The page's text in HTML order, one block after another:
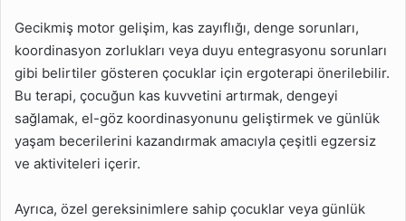
Gecikmiş motor gelişim, kas zayıflığı, denge sorunları,
koordinasyon zorlukları veya duyu entegrasyonu sorunları
gibi belirtiler gösteren çocuklar için ergoterapi önerilebilir.
Bu terapi, çocuğun kas kuvvetini artırmak, dengeyi
sağlamak, el-göz koordinasyonunu geliştirmek ve günlük
yaşam becerilerini kazandırmak amacıyla çeşitli egzersiz
ve aktiviteleri içerir.
Ayrıca, özel gereksinimlere sahip çocuklar veya günlük